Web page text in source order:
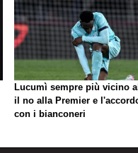
Lucumì sempre più vicino
il no alla Premier e
con i bianconeri